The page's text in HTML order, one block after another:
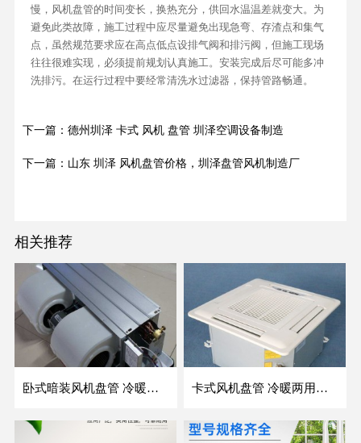
慢，风机盘管的时间变长，换热充分，供回水温温差就变大。为
避免此类故障，施工过程中应尽量避免出现急弯、存渣点和集气
点，虽然规范要求应在高点低点设排气阀和排污阀，但施工现场
往往很难实现，必须提前规划认真施工。安装完成后尽可能多冲
洗排污。在运行过程中要经常清洗水过滤器，保持管路畅通。
下一篇：德州圳泽 卡式 风机 盘管 圳泽空调设备制造
下一篇：山东 圳泽 风机盘管价格，圳泽盘管风机制造厂
相关推荐
卧式暗装风机盘管 冷暖两用盘管系列 明装风盘空调器 卡式风机盘管 冷暖两用四面出风 吊顶嵌入式风盘 支持定制